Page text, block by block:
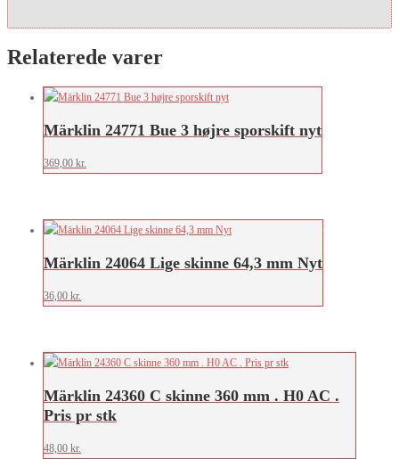
Relaterede varer
Märklin 24771 Bue 3 højre sporskift nyt
369,00 kr.
Märklin 24064 Lige skinne 64,3 mm Nyt
36,00 kr.
Märklin 24360 C skinne 360 mm . H0 AC .
Pris pr stk
48,00 kr.